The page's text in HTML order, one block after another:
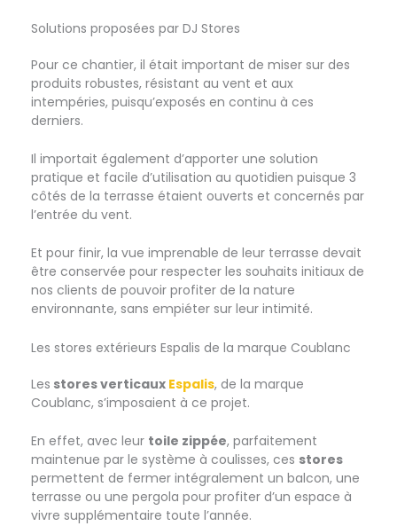
Solutions proposées par DJ Stores
Pour ce chantier, il était important de miser sur des
produits robustes, résistant au vent et aux
intempéries, puisqu’exposés en continu à ces
derniers.
Il importait également d’apporter une solution
pratique et facile d’utilisation au quotidien puisque 3
côtés de la terrasse étaient ouverts et concernés par
l’entrée du vent.
Et pour finir, la vue imprenable de leur terrasse devait
être conservée pour respecter les souhaits initiaux de
nos clients de pouvoir profiter de la nature
environnante, sans empiéter sur leur intimité.
Les stores extérieurs Espalis de la marque Coublanc
Les stores verticaux Espalis, de la marque
Coublanc, s’imposaient à ce projet.
En effet, avec leur toile zippée, parfaitement
maintenue par le système à coulisses, ces stores
permettent de fermer intégralement un balcon, une
terrasse ou une pergola pour profiter d’un espace à
vivre supplémentaire toute l’année.